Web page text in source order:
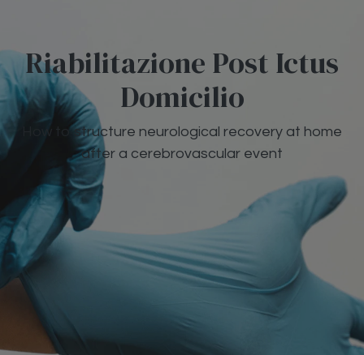
Riabilitazione Post Ictus
Domicilio
How to structure neurological recovery at home
after a cerebrovascular event